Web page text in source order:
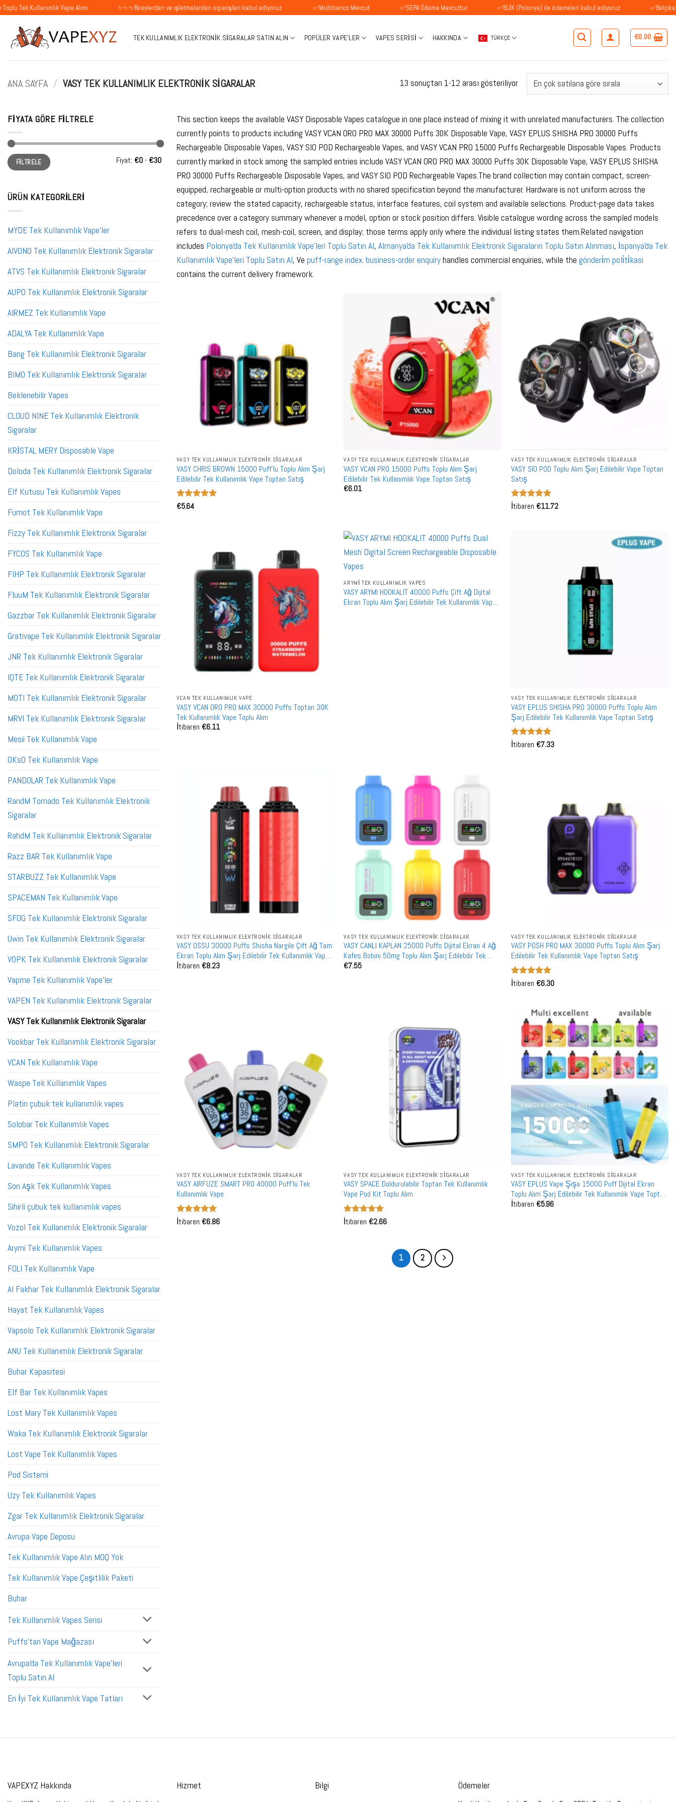
İçeriğe
Vape Alımı ✨✨✨Bireylerden ve işletmelerden siparişleri kabul ediyoruz. ✅Multibanco Mevcut ✅SEPA Ödeme Mevcuttur ✅BLİK (Polonya) ile ödemeleri kabul ediyoruz ✅Belçika'daki
TEK KULLANIMLIK ELEKTRONIK SIGARALAR SATIN ALIN POPÜLER VAPE'LER VAPES SERISI HAKKINDA TÜRKÇE €0.00
ANA SAYFA / VASY TEK KULLANIMLIK ELEKTRONIK SIGARALAR 13 sonuçtan 1-12 arası gösteriliyorPopülerliğe
göre
FIYATA GÖRE FILTRELE
En
düşük
fiyat
En
yüksek
fiyat
FILTRELE Fiyat: €0 - €30
ÜRÜN KATEGORILERI
MYDE Tek Kullanımlık Vape'ler
AIVONO Tek Kullanımlık Elektronik Sigaralar
ATVS Tek Kullanımlık Elektronik Sigaralar
AUPO Tek Kullanımlık Elektronik Sigaralar
AIRMEZ Tek Kullanımlık Vape
ADALYA Tek Kullanımlık Vape
Bang Tek Kullanımlık Elektronik Sigaralar
BIMO Tek Kullanımlık Elektronik Sigaralar
Beklenebilir Vapes
CLOUD NINE Tek Kullanımlık Elektronik
Sigaralar
KRİSTAL MERY Disposable Vape
Doloda Tek Kullanımlık Elektronik Sigaralar
Elf Kutusu Tek Kullanımlık Vapes
Fumot Tek Kullanımlık Vape
Fizzy Tek Kullanımlık Elektronik Sigaralar
FYCOS Tek Kullanımlık Vape
FIHP Tek Kullanımlık Elektronik Sigaralar
FluuM Tek Kullanımlık Elektronik Sigaralar
Gazzbar Tek Kullanımlık Elektronik Sigaralar
Grativape Tek Kullanımlık Elektronik Sigaralar
JNR Tek Kullanımlık Elektronik Sigaralar
IQTE Tek Kullanımlık Elektronik Sigaralar
MOTI Tek Kullanımlık Elektronik Sigaralar
MRVI Tek Kullanımlık Elektronik Sigaralar
Mesii Tek Kullanımlık Vape
OKsO Tek Kullanımlık Vape
PANDOLAR Tek Kullanımlık Vape
RandM Tornado Tek Kullanımlık Elektronik
Sigaralar
RahdM Tek Kullanımlık Elektronik Sigaralar
Razz BAR Tek Kullanımlık Vape
STARBUZZ Tek Kullanımlık Vape
SPACEMAN Tek Kullanımlık Vape
SFOG Tek Kullanımlık Elektronik Sigaralar
Uwin Tek Kullanımlık Elektronik Sigaralar
VOPK Tek Kullanımlık Elektronik Sigaralar
Vapme Tek Kullanımlık Vape'ler
VAPEN Tek Kullanımlık Elektronik Sigaralar
VASY Tek Kullanımlık Elektronik Sigaralar
Vookbar Tek Kullanımlık Elektronik Sigaralar
VCAN Tek Kullanımlık Vape
Waspe Tek Kullanımlık Vapes
Platin çubuk tek kullanımlık vapes
Solobar Tek Kullanımlık Vapes
SMPO Tek Kullanımlık Elektronik Sigaralar
Lavande Tek Kullanımlık Vapes
Son Aşk Tek Kullanımlık Vapes
Sihirli çubuk tek kullanımlık vapes
Vozol Tek Kullanımlık Elektronik Sigaralar
Arymi Tek Kullanımlık Vapes
FOLI Tek Kullanımlık Vape
Al Fakhar Tek Kullanımlık Elektronik Sigaralar
Hayat Tek Kullanımlık Vapes
Vapsolo Tek Kullanımlık Elektronik Sigaralar
ANU Tek Kullanımlık Elektronik Sigaralar
Buhar Kapasitesi
Elf Bar Tek Kullanımlık Vapes
Lost Mary Tek Kullanımlık Vapes
Waka Tek Kullanımlık Elektronik Sigaralar
Lost Vape Tek Kullanımlık Vapes
Pod Sistemi
Uzy Tek Kullanımlık Vapes
Zgar Tek Kullanımlık Elektronik Sigaralar
Avrupa Vape Deposu
Tek Kullanımlık Vape Alın MOQ Yok
Tek Kullanımlık Vape Çeşitlilik Paketi
Buhar
Tek Kullanımlık Vapes Serisi
Puffs'tan Vape Mağazası
Avrupa'da Tek Kullanımlık Vape'leri
Toplu Satın Al
En İyi Tek Kullanımlık Vape Tatları
This section keeps the available VASY Disposable Vapes catalogue in one place instead of mixing it with unrelated manufacturers. The collection
currently points to products including VASY VCAN ORO PRO MAX 30000 Puffs 30K Disposable Vape, VASY EPLUS SHISHA PRO 30000 Puffs
Rechargeable Disposable Vapes, VASY SIO POD Rechargeable Vapes, and VASY VCAN PRO 15000 Puffs Rechargeable Disposable Vapes. Products
currently marked in stock among the sampled entries include VASY VCAN ORO PRO MAX 30000 Puffs 30K Disposable Vape, VASY EPLUS SHISHA
PRO 30000 Puffs Rechargeable Disposable Vapes, and VASY SIO POD Rechargeable Vapes.The brand collection may contain compact, screen-
equipped, rechargeable or multi-option products with no shared specification beyond the manufacturer. Hardware is not uniform across the
category; review the stated capacity, rechargeable status, interface features, coil system and available selections. Product-page data takes
precedence over a category summary whenever a model, option or stock position differs. Visible catalogue wording across the sampled models
refers to dual-mesh coil, mesh-coil, screen, and display; those terms apply only where the individual listing states them.Related navigation
includes Polonya'da Tek Kullanımlık Vape'leri Toplu Satın Al, Almanya'da Tek Kullanımlık Elektronik Sigaraların Toplu Satın Alınması, İspanya'da Tek
Kullanımlık Vape'leri Toplu Satın Al, Ve puff-range index. business-order enquiryhandles commercial enquiries, while the gönderi̇m poli̇ti̇kasi
contains the current delivery framework.
VASY TEK KULLANIMLIK ELEKTRONIK SIGARALAR
VASY CHRIS BROWN 15000 Puff'lu Toplu Alım Şarj
Edilebilir Tek Kullanımlık Vape Toptan Satış
5 üzerinden
€5.64
VASY TEK KULLANIMLIK ELEKTRONIK SIGARALAR
VASY VCAN PRO 15000 Puffs Toplu Alım Şarj
Edilebilir Tek Kullanımlık Vape Toptan Satış
€6.01
VASY TEK KULLANIMLIK ELEKTRONIK SIGARALAR
VASY SIO POD Toplu Alım Şarj Edilebilir Vape Toptan
Satış
5 üzerinden
İtibaren €11.72
VCAN TEK KULLANIMLIK VAPE
VASY VCAN ORO PRO MAX 30000 Puffs Toptan 30K
Tek Kullanımlık Vape Toplu Alım
İtibaren €6.11
ARYMI TEK KULLANIMLIK VAPES
VASY ARYMI HOOKALIT 40000 Puffs Çift Ağ Dijital
Ekran Toplu Alım Şarj Edilebilir Tek Kullanımlık Vape
VASY TEK KULLANIMLIK ELEKTRONIK SIGARALAR
VASY EPLUS SHISHA PRO 30000 Puffs Toplu Alım
Şarj Edilebilir Tek Kullanımlık Vape Toptan Satış
5 üzerinden
İtibaren €7.33
VASY TEK KULLANIMLIK ELEKTRONIK SIGARALAR
VASY OSSU 30000 Puffs Shisha Nargile Çift Ağ Tam
Ekran Toplu Alım Şarj Edilebilir Tek Kullanımlık Vape
Toptan Satış
İtibaren €8.23
VASY TEK KULLANIMLIK ELEKTRONIK SIGARALAR
VASY CANLI KAPLAN 25000 Puffs Dijital Ekran 4 Ağ
Kafes Bobini 50mg Toplu Alım Şarj Edilebilir Tek
Kullanımlık Vape Toptan Satış
€7.55
VASY TEK KULLANIMLIK ELEKTRONIK SIGARALAR
VASY POSH PRO MAX 30000 Puffs Toplu Alım Şarj
Edilebilir Tek Kullanımlık Vape Toptan Satış
5 üzerinden
İtibaren €6.30
VASY TEK KULLANIMLIK ELEKTRONIK SIGARALAR
VASY AIRFUZE SMART PRO 40000 Puff'lü Tek
Kullanımlık Vape
5 üzerinden
İtibaren €6.86
VASY TEK KULLANIMLIK ELEKTRONIK SIGARALAR
VASY SPACE Doldurulabilir Toptan Tek Kullanımlık
Vape Pod Kit Toplu Alım
5 üzerinden
İtibaren €2.66
VASY TEK KULLANIMLIK ELEKTRONIK SIGARALAR
VASY EPLUS Vape Şişa 15000 Puff Dijital Ekran
Toplu Alım Şarj Edilebilir Tek Kullanımlık Vape Toptan
Satış
İtibaren €5.96
1 2
VAPEXYZ Hakkında Hizmet Bilgi Ödemeler